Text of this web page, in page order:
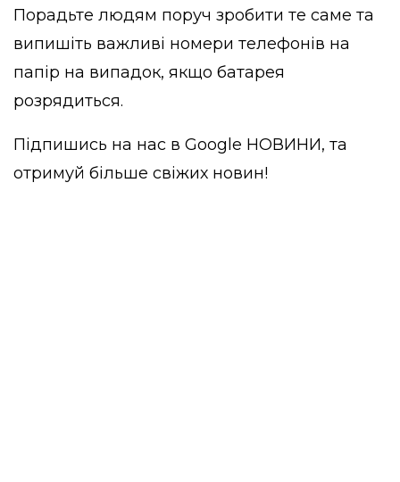
Порадьте людям поруч зробити те саме та
випишіть важливі номери телефонів на
папір на випадок, якщо батарея
розрядиться.
Підпишись на нас в Google НОВИНИ, та
отримуй більше свіжих новин!